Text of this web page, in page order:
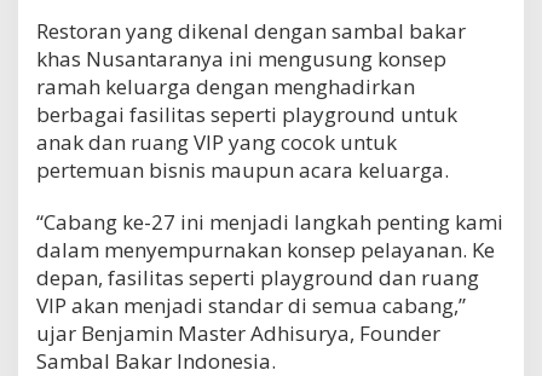
Restoran yang dikenal dengan sambal bakar
khas Nusantaranya ini mengusung konsep
ramah keluarga dengan menghadirkan
berbagai fasilitas seperti playground untuk
anak dan ruang VIP yang cocok untuk
pertemuan bisnis maupun acara keluarga.
“Cabang ke-27 ini menjadi langkah penting kami
dalam menyempurnakan konsep pelayanan. Ke
depan, fasilitas seperti playground dan ruang
VIP akan menjadi standar di semua cabang,”
ujar Benjamin Master Adhisurya, Founder
Sambal Bakar Indonesia.